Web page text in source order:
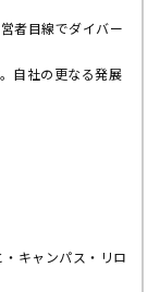
者目線でダイバー
自社の更なる発展
キャンパス・リロ